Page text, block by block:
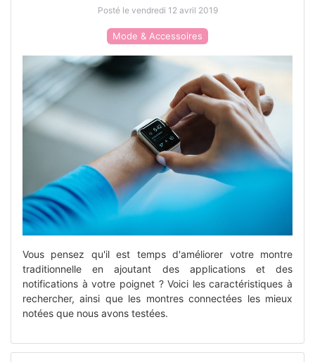
Posté le vendredi 12 avril 2019
Mode & Accessoires
Vous pensez qu'il est temps d'améliorer votre montre
traditionnelle en ajoutant des applications et des
notifications à votre poignet ? Voici les caractéristiques à
rechercher, ainsi que les montres connectées les mieux
notées que nous avons testées.